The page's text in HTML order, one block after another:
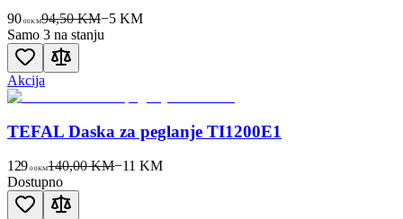
90 00KM94,50 KM−5KM
Samo 3 na stanju
Akcija
TEFAL Daska za peglanje TI1200E1
129 00KM140,00 KM−11 KM
Dostupno